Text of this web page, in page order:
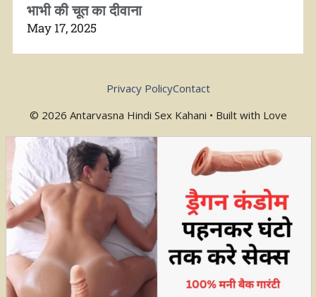
भाभी की चूत का दीवाना
May 17, 2025
© 2026 Antarvasna Hindi Sex Kahani • Built with Love
Privacy PolicyContact